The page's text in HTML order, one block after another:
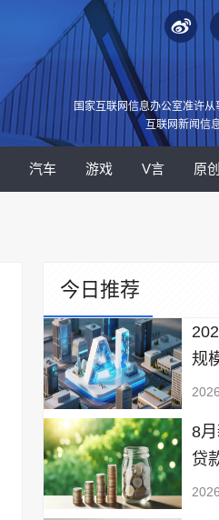
国家互联网信息办公室准许
互联网新闻信
汽车 游戏 V言 原创
今日推荐
规
8
贷